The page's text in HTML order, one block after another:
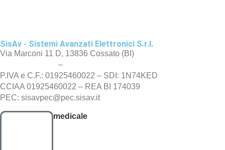
SisAv - Sistemi Avanzati Elettronici S.r.l.
Via Marconi 11 D, 13836 Cossato (BI)
–
P.IVA e C.F.: 01925460022 – SDI: 1N74KED
CCIAA 01925460022 – REA BI 174039
PEC: sisavpec@pec.sisav.it
medicale